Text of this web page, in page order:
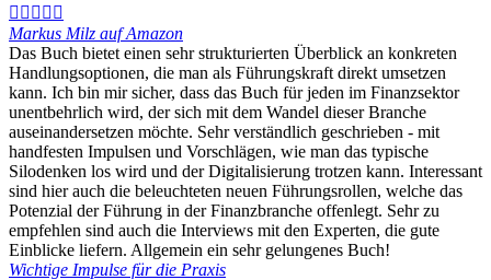
    
Markus Milz auf Amazon
Das Buch bietet einen sehr strukturierten Überblick an konkreten
Handlungsoptionen, die man als Führungskraft direkt umsetzen
kann. Ich bin mir sicher, dass das Buch für jeden im Finanzsektor
unentbehrlich wird, der sich mit dem Wandel dieser Branche
auseinandersetzen möchte. Sehr verständlich geschrieben - mit
handfesten Impulsen und Vorschlägen, wie man das typische
Silodenken los wird und der Digitalisierung trotzen kann. Interessant
sind hier auch die beleuchteten neuen Führungsrollen, welche das
Potenzial der Führung in der Finanzbranche offenlegt. Sehr zu
empfehlen sind auch die Interviews mit den Experten, die gute
Einblicke liefern. Allgemein ein sehr gelungenes Buch!
Wichtige Impulse für die Praxis